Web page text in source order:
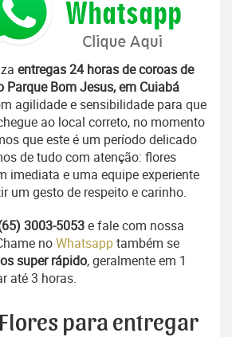
entregas 24 horas de coroas de
Parque Bom Jesus, em Cuiabá
agilidade e sensibilidade para que
ao local correto, no momento
que este é um período delicado
de tudo com atenção: flores
imediata e uma equipe experiente
um gesto de respeito e carinho.
3003-5053e fale com nossa
noWhatsapptambém se
super rápido, geralmente em 1
até 3 horas.
para entregar